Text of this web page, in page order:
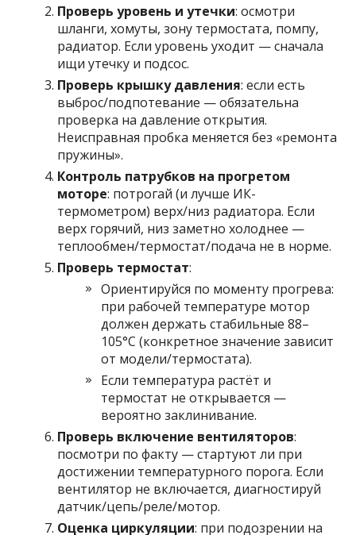
Проверь уровень и утечки: осмотри
шланги, хомуты, зону термостата, помпу,
радиатор. Если уровень уходит — сначала
ищи утечку и подсос.
Проверь крышку давления: если есть
выброс/подпотевание — обязательна
проверка на давление открытия.
Неисправная пробка меняется без «ремонта
пружины».
Контроль патрубков на прогретом
моторе: потрогай (и лучше ИК-
термометром) верх/низ радиатора. Если
верх горячий, низ заметно холоднее —
теплообмен/термостат/подача не в норме.
Проверь термостат:
Ориентируйся по моменту прогрева:
при рабочей температуре мотор
должен держать стабильные 88–
105°C (конкретное значение зависит
от модели/термостата).
Если температура растёт и
термостат не открывается —
вероятно заклинивание.
Проверь включение вентиляторов:
посмотри по факту — стартуют ли при
достижении температурного порога. Если
вентилятор не включается, диагностируй
датчик/цепь/реле/мотор.
Оценка циркуляции: при подозрении на